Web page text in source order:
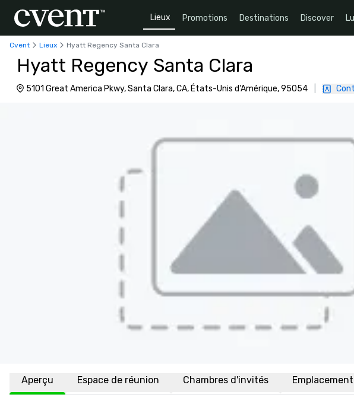
Lieux Promotions Destinations Discover
Cvent Lieux Hyatt Regency Santa Clara
Hyatt Regency Santa Clara
5101 Great America Pkwy, Santa Clara, CA, États-Unis d'Amérique, 95054
Aperçu Espace de réunion Chambres d'invités Emplacement